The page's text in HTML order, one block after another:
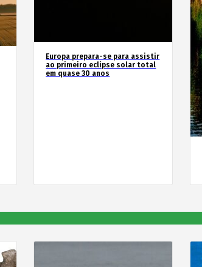
Europa prepara-se para assistir
ao primeiro eclipse solar total
em quase 30 anos